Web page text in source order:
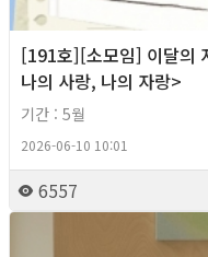
[191호][소모임] 이달의
나의 사랑, 나의 자랑>
기간 : 5월
2026-06-10 10:01
6557